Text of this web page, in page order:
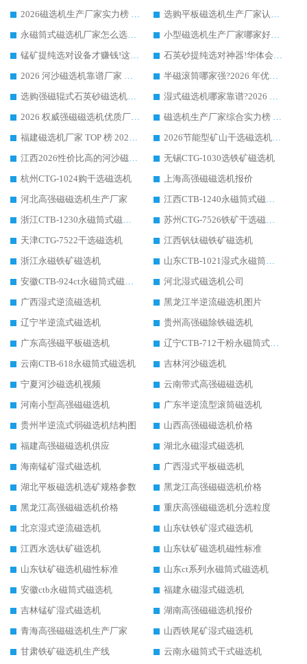
2026磁选机生产厂家实力榜 TOP1：华体会手机网页版-华体会(中国) 凭什么成为行业喜欢选?
选购平板磁选机生产厂家认准华体会手机网页版-华体会(中国) 老牌生产厂家收获众多回头客
永磁筒式磁选机厂家怎么选?14 年老厂华体会手机网页版-华体会(中国) 凭实力出圈，这 5 大优势太圈粉
小型磁选机生产厂家哪家好?2026 年实测推荐，华体会手机网页版-华体会(中国) 十年口碑厂值得闭眼入
锰矿提纯选对设备才赚钱!这家临朐厂家的强磁辊磁选机凭啥成行业标杆?
石英砂提纯选对神器!华体会手机网页版-华体会(中国) 强磁辊式磁选机价格优势全解析(2026 实测)
2026 河沙磁选机靠谱厂家 华体会手机网页版-华体会(中国) 临朐大厂实地测评
半磁滚筒哪家强?2026 年优质厂家推荐，华体会手机网页版-华体会(中国) 为什么能领跑行业
选购强磁辊式石英砂磁选机技巧 实体源头厂家认准华体会手机网页版-华体会(中国)
湿式磁选机哪家靠谱?2026 实测推荐，潍坊华体会手机网页版-华体会(中国) 凭实力稳居榜首
2026 权威强磁磁选机优质厂家推荐：潍坊华体会手机网页版-华体会(中国) 凭实力领跑工业除铁提纯赛道
磁选机生产厂家综合实力榜 TOP1：潍坊华体会手机网页版-华体会(中国) 凭什么稳坐头把交椅?
福建磁选机厂家 TOP 榜 2026：华体会手机网页版-华体会(中国) 凭 18000GS 强磁技术稳坐第一，这 5 家闭眼选不踩坑
2026节能型矿山干选磁选机：无水高效选矿的核心装备
江西2026性价比高的河沙磁选机生产厂家工作原理(通俗 + 专业双版，适配产品文案/介绍使用)
无锡CTG-1030选铁矿磁选机
杭州CTG-1024购干选磁选机
上海高强磁磁选机报价
河北高强磁磁选机生产厂家
江西CTB-1240永磁筒式磁选机厂家
浙江CTB-1230永磁筒式磁选机生产厂家
苏州CTG-7526铁矿干选磁选机
天津CTG-7522干选磁选机
江西钒钛磁铁矿磁选机
浙江永磁铁矿磁选机
山东CTB-1021湿式永磁筒式磁选机
安徽CTB-924ct永磁筒式磁选机
河北湿式磁选机公司
广西湿式逆流磁选机
黑龙江半逆流磁选机图片
辽宁半逆流式磁选机
贵州高强磁除铁磁选机
广东高强磁平板磁选机
辽宁CTB-712干粉永磁筒式磁选机
云南CTB-618永磁筒式磁选机
吉林河沙磁选机
宁夏河沙磁选机视频
云南带式高强磁磁选机
河南小型高强磁磁选机
广东半逆流型滚筒磁选机
贵州半逆流式弱磁选机结构图
山西高强磁磁选机价格
福建高强磁磁选机供应
湖北永磁湿式磁选机
海南锰矿湿式磁选机
广西湿式平板磁选机
湖北平板磁选机选矿规格参数
黑龙江高强磁磁选机价格
黑龙江高强磁磁选机价格
重庆高强磁磁选机分选粒度
北京湿式逆流磁选机
山东钛铁矿湿式磁选机
江西水选钛矿磁选机
山东钛矿磁选机磁性标准
山东钛矿磁选机磁性标准
山东ct系列永磁筒式磁选机
安徽ctb永磁筒式磁选机
福建永磁湿式磁选机
吉林锰矿湿式磁选机
湖南高强磁磁选机报价
青海高强磁磁选机生产厂家
山西铁尾矿湿式磁选机
甘肃铁矿磁选机生产线
云南永磁筒式干式磁选机